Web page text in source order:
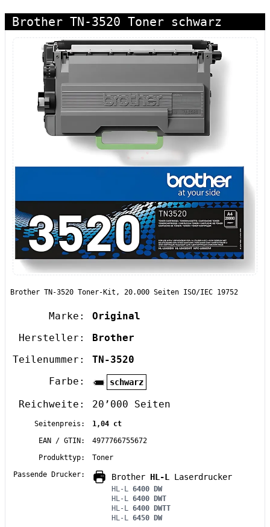
Brother TN-3520 Toner schwarz
Brother TN-3520 Toner-Kit, 20.000 Seiten ISO/IEC 19752
Marke:
Original
Hersteller:
Brother
Teilenummer:
TN-3520
Farbe:
schwarz
Reichweite: 20’000 Seiten
Seitenpreis:
1,04 ct
EAN / GTIN:
4977766755672
Produkttyp:
Toner
Passende Drucker:
Brother HL-L Laserdrucker
HL-L
6400 DW
HL-L
6400 DWT
HL-L
6400 DWTT
HL-L
6450 DW